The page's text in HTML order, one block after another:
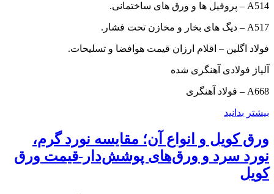
A514 – پروفیل ها و ورق های ساختمانی.
A517 – دیگ های بخار و مخازن تحت فشار.
فولاد اگلین – اقلام ارزان قیمت هوافضا و تسلیحات.
آلیاژ فولادی آهنگری شده
A668 – فولاد آهنگری
بیشتر بدانید
ورق کویل و انواع آن؛ مقایسه نورد گرم،
نورد سرد و ورق‌های پوشش‌دار-قیمت ورق
کویل